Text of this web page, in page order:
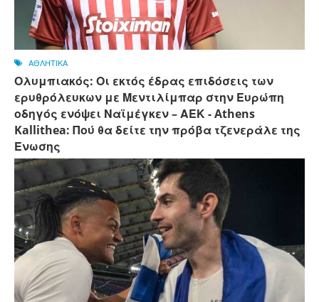
ΑΘΛΗΤΙΚΑ
Ολυμπιακός: Οι εκτός έδρας επιδόσεις των
ερυθρόλευκων με Μεντιλίμπαρ στην Ευρώπη
οδηγός ενόψει Ναϊμέγκεν – ΑΕΚ - Athens
Kallithea: Πού θα δείτε την πρόβα τζενεράλε της
Ένωσης